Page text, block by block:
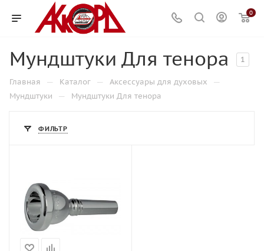
0
Мундштуки Для тенора 1
Главная — Каталог — Аксессуары для духовых —
Мундштуки — Мундштуки Для тенора
ФИЛЬТР